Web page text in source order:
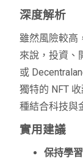
深度解析
雖然風險較高
來說，投資、
或
獨特的 NFT
種結合科技與
實用建議
保持學習